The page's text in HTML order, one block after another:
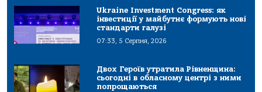
Ukraine Investment Congress: як
інвестиції у майбутнє формують нові
стандарти галузі
07:33, 5 Серпня, 2026
Двох Героїв утратила Рівненщина:
сьогодні в обласному центрі з ними
попрощаються